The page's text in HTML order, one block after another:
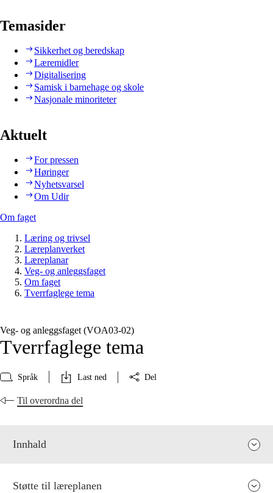
Temasider
Sikkerhet og beredskap
Læremidler
Digitalisering
Samisk i barnehage og skole
Nasjonale minoriteter
Aktuelt
For pressen
Høringer
Nyhetsvarsel
Om Udir
Om faget
Læring og trivsel
Læreplanverket
Læreplanar
Veg- og anleggsfaget
Om faget
Tverrfaglege tema
Veg- og anleggsfaget (VOA03‑02)
Tverrfaglege tema
Språk Last ned Del
Til overordna del
Innhald
Støtte til læreplanen